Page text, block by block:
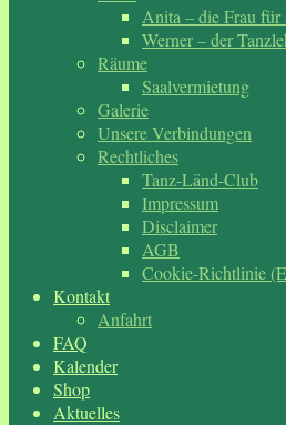
Anita – die Frau für
Werner – der
Räume
Saalvermietung
Galerie
Unsere Verbindungen
Rechtliches
Tanz-Länd-Club
Impressum
Disclaimer
AGB
Cookie-Richtlinie
Kontakt
Anfahrt
FAQ
Kalender
Shop
Aktuelles